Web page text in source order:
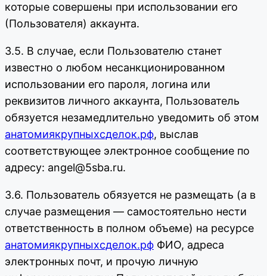
которые совершены при использовании его
(Пользователя) аккаунта.
3.5. В случае, если Пользователю станет
известно о любом несанкционированном
использовании его пароля, логина или
реквизитов личного аккаунта, Пользователь
обязуется незамедлительно уведомить об этом
анатомиякрупныхсделок.рф, выслав
соответствующее электронное сообщение по
адресу: angel@5sba.ru.
3.6. Пользователь обязуется не размещать (а в
случае размещения — самостоятельно нести
ответственность в полном объеме) на ресурсе
анатомиякрупныхсделок.рф ФИО, адреса
электронных почт, и прочую личную